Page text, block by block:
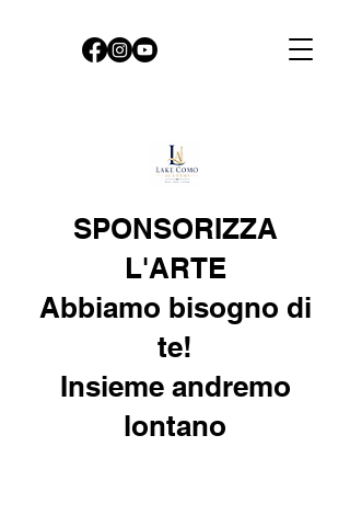
SPONSORIZZA
L'ARTE
Abbiamo bisogno di
te!
Insieme andremo
lontano